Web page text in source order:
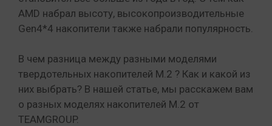
AMD набрал высоту, высокопроизводительные
Gen4*4 накопители также набрали популярность.
В чем разница между разными моделями
твердотельных накопителей M.2 ? Как и какой из
них выбрать? В нашей статье, мы расскажем вам
о разных моделях накопителей M.2 от
TEAMGROUP.